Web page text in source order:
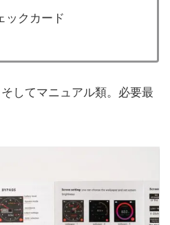
ックカード
してマニュアル類。必要最